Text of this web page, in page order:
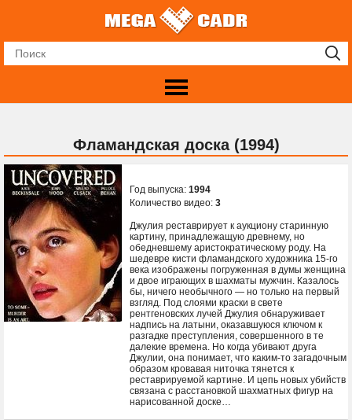
Фламандская доска (1994)
Год выпуска: 1994
Количество видео: 3
Джулия реставрирует к аукциону старинную
картину, принадлежащую древнему, но
обедневшему аристократическому роду. На
шедевре кисти фламандского художника 15-го
века изображены погруженная в думы женщина
и двое играющих в шахматы мужчин. Казалось
бы, ничего необычного — но только на первый
взгляд. Под слоями краски в свете
рентгеновских лучей Джулия обнаруживает
надпись на латыни, оказавшуюся ключом к
разгадке преступления, совершенного в те
далекие времена. Но когда убивают друга
Джулии, она понимает, что каким-то загадочным
образом кровавая ниточка тянется к
реставрируемой картине. И цепь новых убийств
связана с расстановкой шахматных фигур на
нарисованной доске…